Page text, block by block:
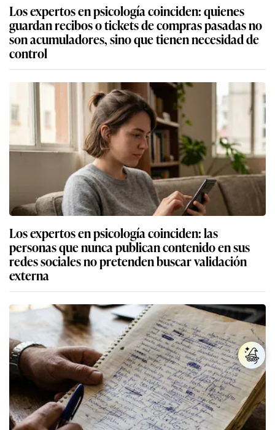
Los expertos en psicología coinciden: quienes
guardan recibos o tickets de compras pasadas no
son acumuladores, sino que tienen necesidad de
control
Los expertos en psicología coinciden: las
personas que nunca publican contenido en sus
redes sociales no pretenden buscar validación
externa